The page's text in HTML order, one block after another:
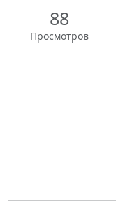
88
Просмотров